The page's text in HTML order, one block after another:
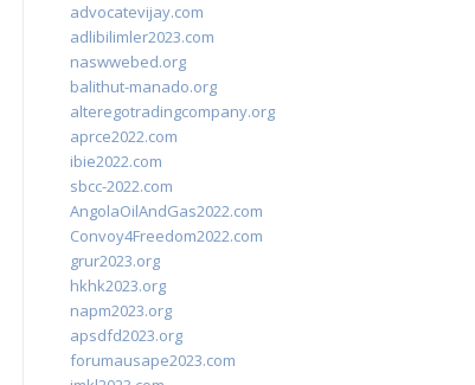
advocatevijay.com
adlibilimler2023.com
naswwebed.org
balithut-manado.org
alteregotradingcompany.org
aprce2022.com
ibie2022.com
sbcc-2022.com
AngolaOilAndGas2022.com
Convoy4Freedom2022.com
grur2023.org
hkhk2023.org
napm2023.org
apsdfd2023.org
forumausape2023.com